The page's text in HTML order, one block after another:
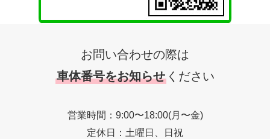
お問い合わせの際は
車体番号をお知らせ ください
営業時間：9:00〜18:00(月〜金)
定休日：土曜日、日祝